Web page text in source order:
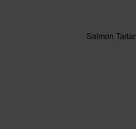
Salmon Tartar